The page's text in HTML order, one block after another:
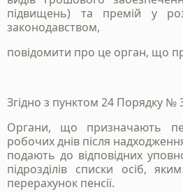
підвищень) та премій у
законодавством,
повідомити про це орган, що
Згідно з пунктом 24 Порядку №
Органи, що призначають
робочих днів після
подають до відповідних
підрозділів списки осіб,
перерахунок пенсії.